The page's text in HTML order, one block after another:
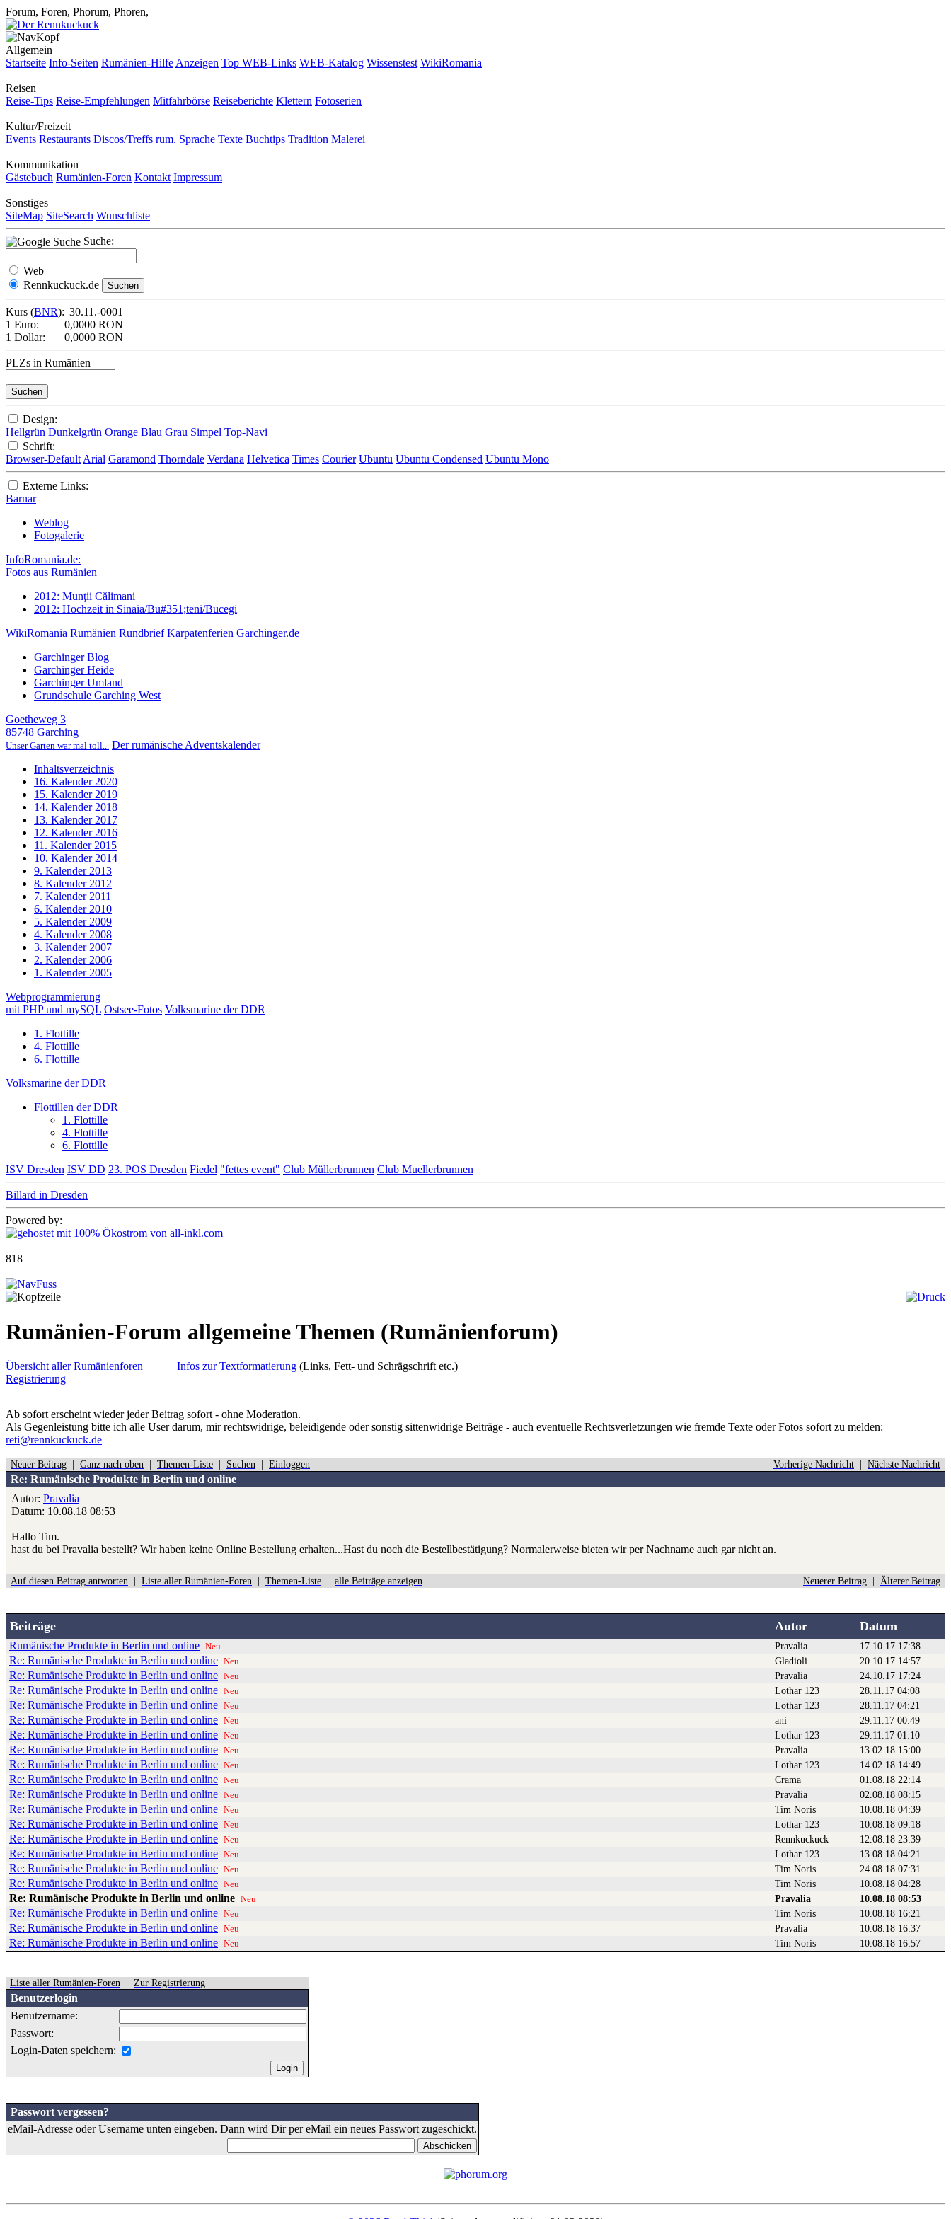
Forum, Foren, Phorum, Phoren,
Allgemein
Startseite Info-Seiten Rumänien-Hilfe Anzeigen Top WEB-Links WEB-Katalog Wissenstest WikiRomania
Reisen
Reise-Tips Reise-Empfehlungen Mitfahrbörse Reiseberichte Klettern Fotoserien
Kultur/Freizeit
Events Restaurants Discos/Treffs rum. Sprache Texte Buchtips Tradition Malerei
Kommunikation
Gästebuch Rumänien-Foren Kontakt Impressum
Sonstiges
SiteMap SiteSearch Wunschliste
Suche:
Web
Rennkuckuck.de
Kurs (BNR): 30.11.-0001
1 Euro:
0,0000 RON
1 Dollar:
0,0000 RON
PLZs in Rumänien
Design:
Hellgrün Dunkelgrün Orange Blau Grau Simpel Top-Navi
Schrift:
Browser-Default Arial Garamond Thorndale Verdana Helvetica Times Courier Ubuntu Ubuntu Condensed Ubuntu Mono
Externe Links:
Barnar
Weblog
Fotogalerie
InfoRomania.de:
Fotos aus Rumänien
2012: Munţii Călimani
2012: Hochzeit in Sinaia/Bu#351;teni/Bucegi
WikiRomania Rumänien Rundbrief Karpatenferien Garchinger.de
Garchinger Blog
Garchinger Heide
Garchinger Umland
Grundschule Garching West
Goetheweg 3
85748 Garching
Unser Garten war mal toll... Der rumänische Adventskalender
Inhaltsverzeichnis
16. Kalender 2020
15. Kalender 2019
14. Kalender 2018
13. Kalender 2017
12. Kalender 2016
11. Kalender 2015
10. Kalender 2014
9. Kalender 2013
8. Kalender 2012
7. Kalender 2011
6. Kalender 2010
5. Kalender 2009
4. Kalender 2008
3. Kalender 2007
2. Kalender 2006
1. Kalender 2005
Webprogrammierung
mit PHP und mySQL Ostsee-Fotos Volksmarine der DDR
1. Flottille
4. Flottille
6. Flottille
Volksmarine der DDR
Flottillen der DDR
1. Flottille
4. Flottille
6. Flottille
ISV Dresden ISV DD 23. POS Dresden Fiedel "fettes event" Club Müllerbrunnen Club Muellerbrunnen
Billard in Dresden
Powered by:
818
Rumänien-Forum allgemeine Themen (Rumänienforum)
Übersicht aller Rumänienforen
Registrierung
Infos zur Textformatierung (Links, Fett- und Schrägschrift etc.)
Ab sofort erscheint wieder jeder Beitrag sofort - ohne Moderation.
Als Gegenleistung bitte ich alle User darum, mir rechtswidrige, beleidigende oder sonstig sittenwidrige Beiträge - auch eventuelle Rechtsverletzungen wie fremde Texte oder Fotos sofort zu melden:
reti@rennkuckuck.de
Neuer Beitrag Ganz nach oben Themen-Liste Suchen Einloggen Vorherige Nachricht Nächste Nachricht
Re: Rumänische Produkte in Berlin und online
Autor: Pravalia
Datum: 10.08.18 08:53
Hallo Tim.
hast du bei Pravalia bestellt? Wir haben keine Online Bestellung erhalten...Hast du noch die Bestellbestätigung? Normalerweise bieten wir per Nachname auch gar nicht an.
Auf diesen Beitrag antworten Liste aller Rumänien-Foren Themen-Liste alle Beiträge anzeigen Neuerer Beitrag Älterer Beitrag
Beiträge Autor Datum
Rumänische Produkte in Berlin und online Neu Pravalia 17.10.17 17:38
Re: Rumänische Produkte in Berlin und online Neu Gladioli 20.10.17 14:57
Re: Rumänische Produkte in Berlin und online Neu Pravalia 24.10.17 17:24
Re: Rumänische Produkte in Berlin und online Neu Lothar 123 28.11.17 04:08
Re: Rumänische Produkte in Berlin und online Neu Lothar 123 28.11.17 04:21
Re: Rumänische Produkte in Berlin und online Neu ani 29.11.17 00:49
Re: Rumänische Produkte in Berlin und online Neu Lothar 123 29.11.17 01:10
Re: Rumänische Produkte in Berlin und online Neu Pravalia 13.02.18 15:00
Re: Rumänische Produkte in Berlin und online Neu Lothar 123 14.02.18 14:49
Re: Rumänische Produkte in Berlin und online Neu Crama 01.08.18 22:14
Re: Rumänische Produkte in Berlin und online Neu Pravalia 02.08.18 08:15
Re: Rumänische Produkte in Berlin und online Neu Tim Noris 10.08.18 04:39
Re: Rumänische Produkte in Berlin und online Neu Lothar 123 10.08.18 09:18
Re: Rumänische Produkte in Berlin und online Neu Rennkuckuck 12.08.18 23:39
Re: Rumänische Produkte in Berlin und online Neu Lothar 123 13.08.18 04:21
Re: Rumänische Produkte in Berlin und online Neu Tim Noris 24.08.18 07:31
Re: Rumänische Produkte in Berlin und online Neu Tim Noris 10.08.18 04:28
Re: Rumänische Produkte in Berlin und online Neu Pravalia 10.08.18 08:53
Re: Rumänische Produkte in Berlin und online Neu Tim Noris 10.08.18 16:21
Re: Rumänische Produkte in Berlin und online Neu Pravalia 10.08.18 16:37
Re: Rumänische Produkte in Berlin und online Neu Tim Noris 10.08.18 16:57
Liste aller Rumänien-Foren Zur Registrierung
Benutzerlogin
Benutzername:
Passwort:
Login-Daten speichern:
Passwort vergessen?
eMail-Adresse oder Username unten eingeben. Dann wird Dir per eMail ein neues Passwort zugeschickt.